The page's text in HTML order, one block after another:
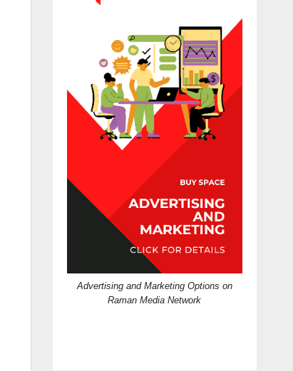
Advertising and Marketing Options on
Raman Media Network